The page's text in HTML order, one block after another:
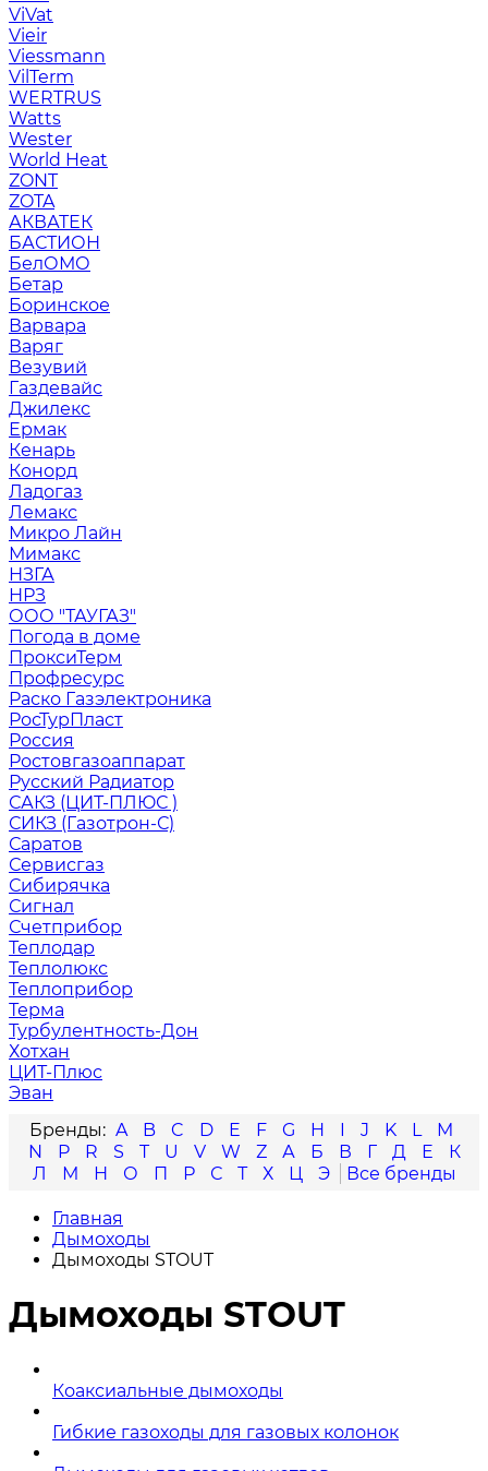
ViVat
Vieir
Viessmann
VilTerm
WERTRUS
Watts
Wester
World Heat
ZONT
ZOTA
АКВАТЕК
БАСТИОН
БелОМО
Бетар
Боринское
Варвара
Варяг
Везувий
Газдевайс
Джилекс
Ермак
Кенарь
Конорд
Ладогаз
Лемакс
Микро Лайн
Мимакс
НЗГА
НРЗ
ООО "ТАУГАЗ"
Погода в доме
ПроксиТерм
Профресурс
Раско Газэлектроника
РосТурПласт
Россия
Ростовгазоаппарат
Русский Радиатор
САКЗ (ЦИТ-ПЛЮС )
СИКЗ (Газотрон-С)
Саратов
Сервисгаз
Сибирячка
Сигнал
Счетприбор
Теплодар
Теплолюкс
Теплоприбор
Терма
Турбулентность-Дон
Хотхан
ЦИТ-Плюс
Эван
A
B C D E F G H I J K L
M
N
P R S T U V W Z А Б В Г Д Е
К
Л
М Н О П Р С Т Х Ц Э
Главная
Дымоходы
Дымоходы STOUT
Дымоходы STOUT
Коаксиальные дымоходы
Гибкие газоходы для газовых колонок